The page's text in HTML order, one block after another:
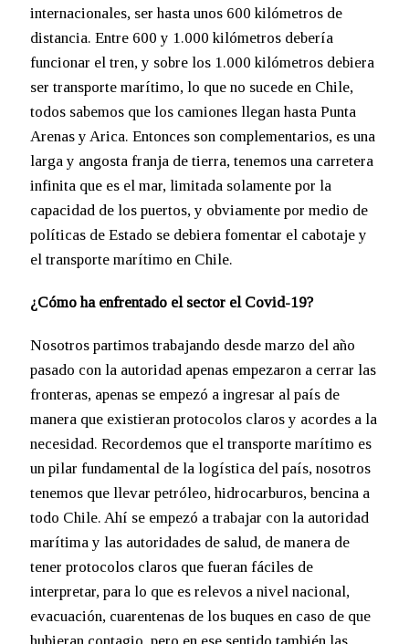
internacionales, ser hasta unos 600 kilómetros de
distancia. Entre 600 y 1.000 kilómetros debería
funcionar el tren, y sobre los 1.000 kilómetros debiera
ser transporte marítimo, lo que no sucede en Chile,
todos sabemos que los camiones llegan hasta Punta
Arenas y Arica. Entonces son complementarios, es una
larga y angosta franja de tierra, tenemos una carretera
infinita que es el mar, limitada solamente por la
capacidad de los puertos, y obviamente por medio de
políticas de Estado se debiera fomentar el cabotaje y
el transporte marítimo en Chile.
¿Cómo ha enfrentado el sector el Covid-19?
Nosotros partimos trabajando desde marzo del año
pasado con la autoridad apenas empezaron a cerrar las
fronteras, apenas se empezó a ingresar al país de
manera que existieran protocolos claros y acordes a la
necesidad. Recordemos que el transporte marítimo es
un pilar fundamental de la logística del país, nosotros
tenemos que llevar petróleo, hidrocarburos, bencina a
todo Chile. Ahí se empezó a trabajar con la autoridad
marítima y las autoridades de salud, de manera de
tener protocolos claros que fueran fáciles de
interpretar, para lo que es relevos a nivel nacional,
evacuación, cuarentenas de los buques en caso de que
hubieran contagio, pero en ese sentido también las